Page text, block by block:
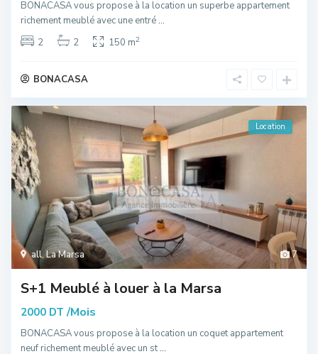
BONACASA vous propose à la location un superbe appartement
richement meublé avec une entré...
2
2 150 m2
BONACASA
7
all,La Marsa
Location
S+1 Meublé à louer à la Marsa
2000 DT /Mois
BONACASA vous propose à la location un coquet appartement
neuf richement meublé avec un st...